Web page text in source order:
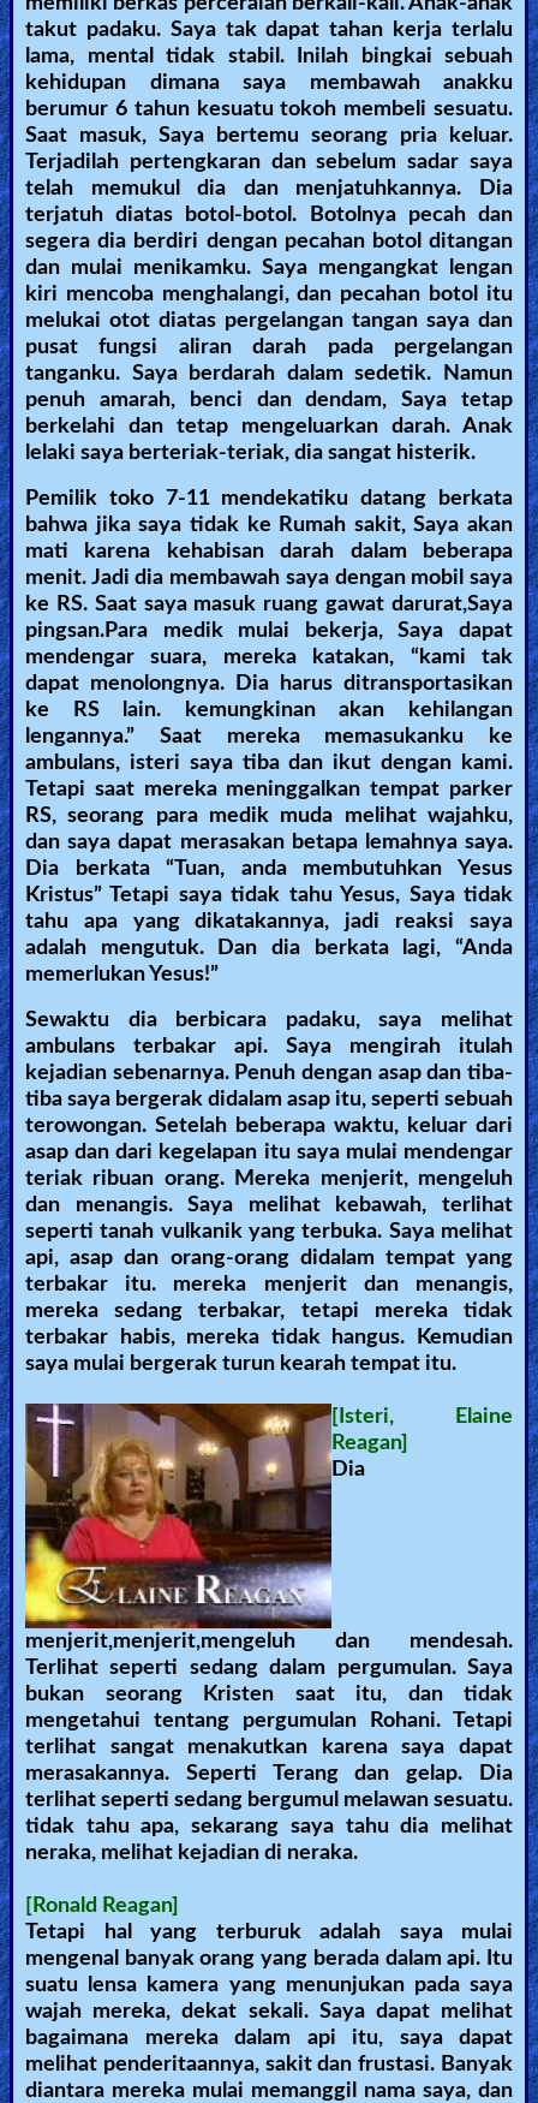
takut padaku. Saya tak dapat tahan kerja terlalu
lama, mental tidak stabil. Inilah bingkai sebuah
kehidupan dimana saya membawah anakku
berumur 6 tahun kesuatu tokoh membeli sesuatu.
Saat masuk, Saya bertemu seorang pria keluar.
Terjadilah pertengkaran dan sebelum sadar saya
telah memukul dia dan menjatuhkannya. Dia
terjatuh diatas botol-botol. Botolnya pecah dan
segera dia berdiri dengan pecahan botol ditangan
dan mulai menikamku. Saya mengangkat lengan
kiri mencoba menghalangi, dan pecahan botol itu
melukai otot diatas pergelangan tangan saya dan
pusat fungsi aliran darah pada pergelangan
tanganku. Saya berdarah dalam sedetik. Namun
penuh amarah, benci dan dendam, Saya tetap
berkelahi dan tetap mengeluarkan darah. Anak
lelaki saya berteriak-teriak, dia sangat histerik.
Pemilik toko 7-11 mendekatiku datang berkata
bahwa jika saya tidak ke Rumah sakit, Saya akan
mati karena kehabisan darah dalam beberapa
menit. Jadi dia membawah saya dengan mobil saya
ke RS. Saat saya masuk ruang gawat darurat,Saya
pingsan.Para medik mulai bekerja, Saya dapat
mendengar suara, mereka katakan, “kami tak
dapat menolongnya. Dia harus ditransportasikan
ke RS lain. kemungkinan akan kehilangan
lengannya.” Saat mereka memasukanku ke
ambulans, isteri saya tiba dan ikut dengan kami.
Tetapi saat mereka meninggalkan tempat parker
RS, seorang para medik muda melihat wajahku,
dan saya dapat merasakan betapa lemahnya saya.
Dia berkata “Tuan, anda membutuhkan Yesus
Kristus” Tetapi saya tidak tahu Yesus, Saya tidak
tahu apa yang dikatakannya, jadi reaksi saya
adalah mengutuk. Dan dia berkata lagi, “Anda
memerlukan Yesus!”
Sewaktu dia berbicara padaku, saya melihat
ambulans terbakar api. Saya mengirah itulah
kejadian sebenarnya. Penuh dengan asap dan tiba-
tiba saya bergerak didalam asap itu, seperti sebuah
terowongan. Setelah beberapa waktu, keluar dari
asap dan dari kegelapan itu saya mulai mendengar
teriak ribuan orang. Mereka menjerit, mengeluh
dan menangis. Saya melihat kebawah, terlihat
seperti tanah vulkanik yang terbuka. Saya melihat
api, asap dan orang-orang didalam tempat yang
terbakar itu. mereka menjerit dan menangis,
mereka sedang terbakar, tetapi mereka tidak
terbakar habis, mereka tidak hangus. Kemudian
saya mulai bergerak turun kearah tempat itu.
[Isteri, Elaine
Reagan]
Dia
menjerit,menjerit,mengeluh dan mendesah.
Terlihat seperti sedang dalam pergumulan. Saya
bukan seorang Kristen saat itu, dan tidak
mengetahui tentang pergumulan Rohani. Tetapi
terlihat sangat menakutkan karena saya dapat
merasakannya. Seperti Terang dan gelap. Dia
terlihat seperti sedang bergumul melawan sesuatu.
tidak tahu apa, sekarang saya tahu dia melihat
neraka, melihat kejadian di neraka.
[Ronald Reagan]
Tetapi hal yang terburuk adalah saya mulai
mengenal banyak orang yang berada dalam api. Itu
suatu lensa kamera yang menunjukan pada saya
wajah mereka, dekat sekali. Saya dapat melihat
bagaimana mereka dalam api itu, saya dapat
melihat penderitaannya, sakit dan frustasi. Banyak
diantara mereka mulai memanggil nama saya, dan